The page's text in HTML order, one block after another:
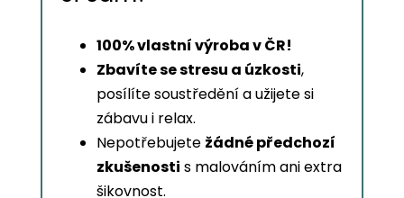
100% vlastní výroba v ČR!
Zbavíte se stresu a úzkosti,
posílíte soustředění a užijete si
zábavu i relax.
Nepotřebujete žádné předchozí
zkušenosti s malováním ani extra
šikovnost.